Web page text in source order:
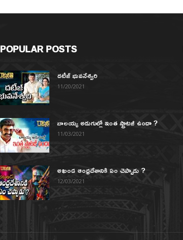
POPULAR POSTS
దటీజ్ భువనేశ్వరి
11/20/2021
బాలయ్య అడుగుల్లో ఇంత స్ట్రాటజీ ఉందా ?
11/03/2021
అఖండ ఆంధ్రదేశానికి ఏం చెప్పాడు ?
12/03/2021